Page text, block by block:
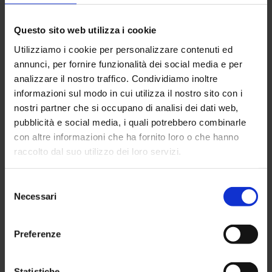
Questo sito web utilizza i cookie
Utilizziamo i cookie per personalizzare contenuti ed
annunci, per fornire funzionalità dei social media e per
analizzare il nostro traffico. Condividiamo inoltre
informazioni sul modo in cui utilizza il nostro sito con i
nostri partner che si occupano di analisi dei dati web,
pubblicità e social media, i quali potrebbero combinarle
con altre informazioni che ha fornito loro o che hanno
raccolto dal suo utilizzo dei loro servizi.
delNecessari
Preferenze
Il Piano Casa del
Governo non
risponde ai bisogni
dei cittadini
26 Maggio 2026